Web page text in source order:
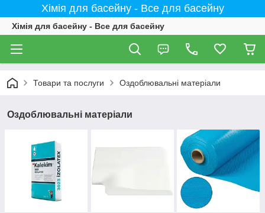
Хімія для басейну - Все для басейну
Хімія для басейну - Все для басейну
Товари та послуги Оздоблювальні матеріали
Оздоблювальні матеріали